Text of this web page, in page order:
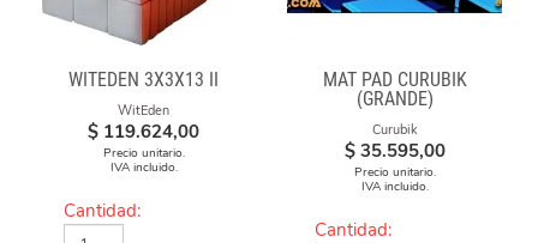
WITEDEN 3X3X13 II
WitEden
$ 119.624,00
Precio unitario.
IVA incluido.
Cantidad:
MAT PAD CURUBIK
(GRANDE)
Curubik
$ 35.595,00
Precio unitario.
IVA incluido.
Cantidad: